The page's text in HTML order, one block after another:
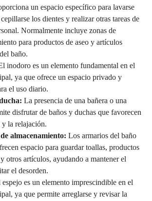
un espacio específico para lavarse
los dientes y realizar otras tareas de
Normalmente incluye zonas de
para productos de aseo y artículos
baño.
inodoro es un elemento fundamental en el
ya que ofrece un espacio privado y
el uso diario.
La presencia de una bañera o una
disfrutar de baños y duchas que favorecen
la relajación.
almacenamiento: Los armarios del baño
espacio para guardar toallas, productos
otros artículos, ayudando a mantener el
el desorden.
espejo es un elemento imprescindible en el
ya que permite arreglarse y revisar la